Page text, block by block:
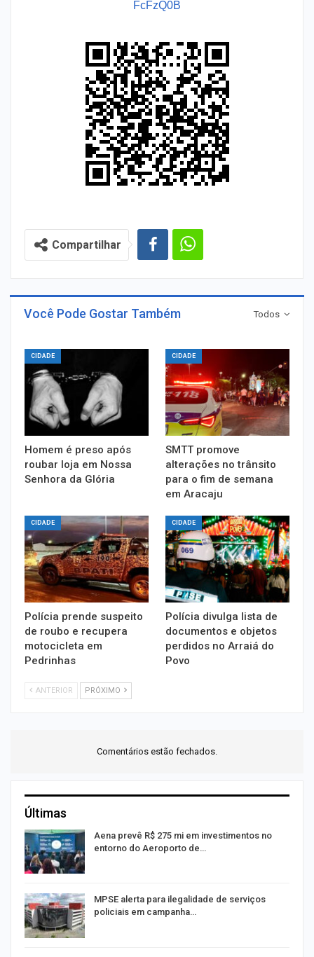
FcFzQ0B
Compartilhar
Todos
Você Pode Gostar Também
CIDADE
Homem é preso após
roubar loja em Nossa
Senhora da Glória
CIDADE
SMTT promove
alterações no trânsito
para o fim de semana
em Aracaju
CIDADE
Polícia prende suspeito
de roubo e recupera
motocicleta em
Pedrinhas
CIDADE
Polícia divulga lista de
documentos e objetos
perdidos no Arraiá do
Povo
ANTERIOR PRÓXIMO
Comentários estão fechados.
Últimas
Aena prevê R$ 275 mi em investimentos no
entorno do Aeroporto de…
MPSE alerta para ilegalidade de serviços
policiais em campanha…